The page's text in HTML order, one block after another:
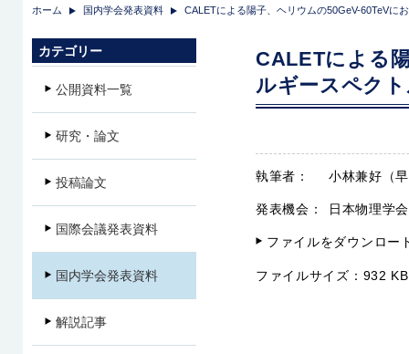
ホーム 国内学会発表資料 CALETによる陽子、ヘリウムの50GeV-60TeVに
CALETによる
ルギースペク
執筆者： 小林兼好（
発表機会： 日本物理学
ファイルをダウンロー
ファイルサイズ： 932 KB
カテゴリー
公開資料一覧
研究・論文
投稿論文
国際会議発表資料
国内学会発表資料
解説記事